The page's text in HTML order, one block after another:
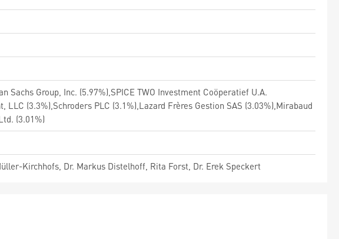
Sachs Group, Inc. (5.97%),SPICE TWO Investment Coöperatief U.A.
LLC (3.3%),Schroders PLC (3.1%),Lazard Frères Gestion SAS (3.03%),Mirabaud
(3.01%)
Kirchhofs, Dr. Markus Distelhoff, Rita Forst, Dr. Erek Speckert